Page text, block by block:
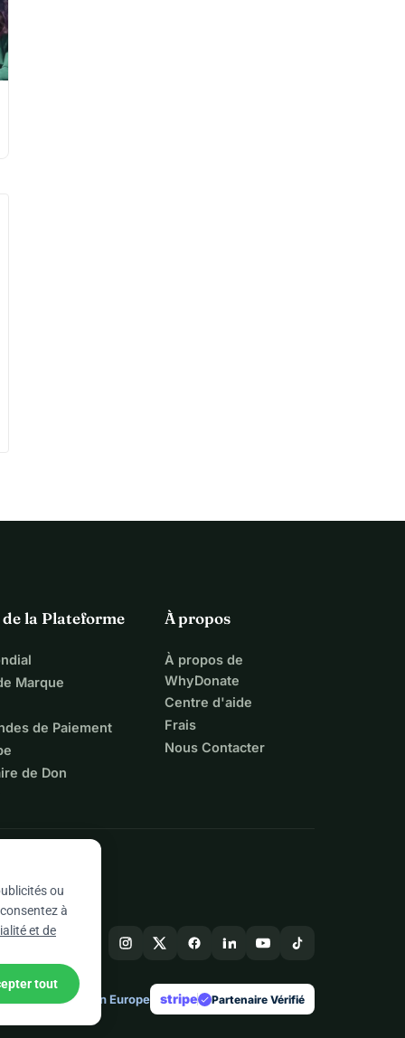
la Plateforme
Marque
de Paiement
de Don
À propos
À propos de
WhyDonate
Centre d'aide
Frais
Nous Contacter
Conçu en Europe stripe check Partenaire Vérifié
ou
à
et de
tout